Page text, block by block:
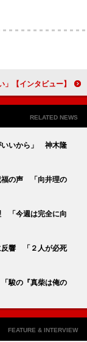
【インタビュー】舞台「醉いどれ天使」桐谷健太 12年ぶりに舞台に挑む「ライブ感を楽しんで演じたい」
RELATED NEWS
いいから」 神木隆
福の声 「向井理の
「今週は完全に向
反響 「２人が必死
駿の『真柴は俺の
FEATURE & INTERVIEW